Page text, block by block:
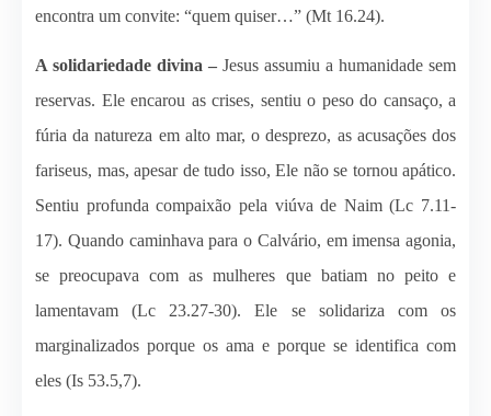
encontra um convite: “quem quiser…” (Mt 16.24).
A solidariedade divina – Jesus assumiu a humanidade sem
reservas. Ele encarou as crises, sentiu o peso do cansaço, a
fúria da natureza em alto mar, o desprezo, as acusações dos
fariseus, mas, apesar de tudo isso, Ele não se tornou apático.
Sentiu profunda compaixão pela viúva de Naim (Lc 7.11-
17). Quando caminhava para o Calvário, em imensa agonia,
se preocupava com as mulheres que batiam no peito e
lamentavam (Lc 23.27-30). Ele se solidariza com os
marginalizados porque os ama e porque se identifica com
eles (Is 53.5,7).